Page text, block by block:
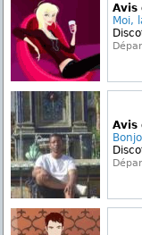
Avis
Moi,
Avis